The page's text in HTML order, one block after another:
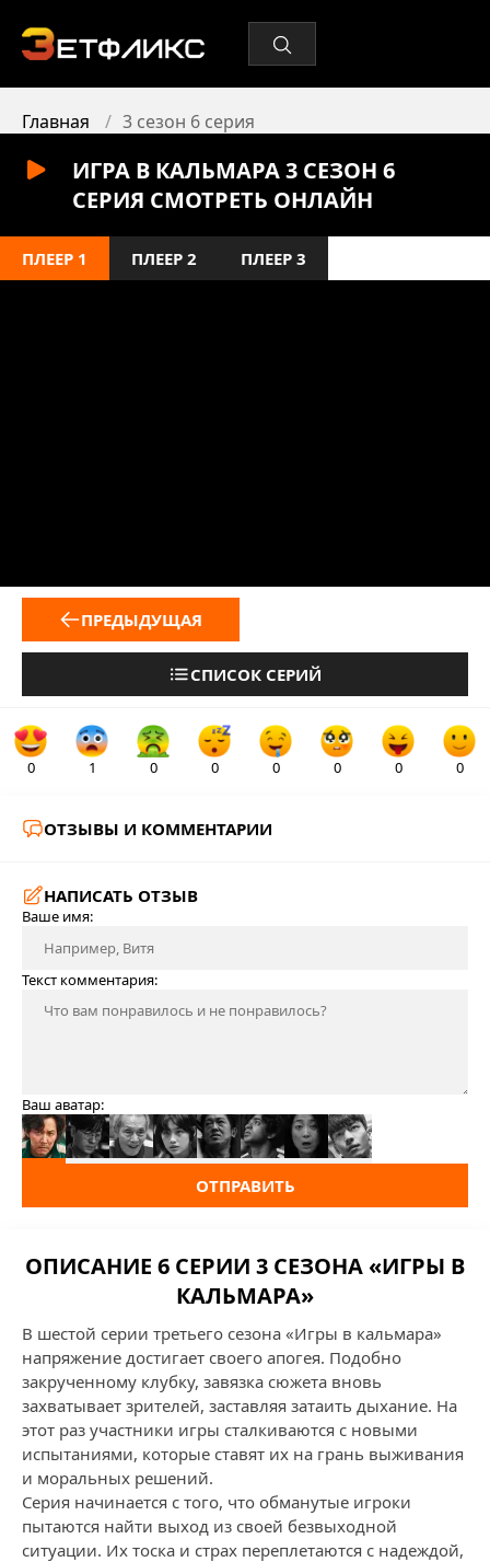
Главная 3 сезон 6 серия
ИГРА В КАЛЬМАРА 3 СЕЗОН 6
СЕРИЯ СМОТРЕТЬ ОНЛАЙН
ПЛЕЕР 1 ПЛЕЕР 2 ПЛЕЕР 3
ПРЕДЫДУЩАЯ
СПИСОК СЕРИЙ
0 1 0 0 0 0 0 0
ОТЗЫВЫ И КОММЕНТАРИИ
НАПИСАТЬ ОТЗЫВ
Ваше имя:
Текст комментария:
Ваш аватар:
ОТПРАВИТЬ
ОПИСАНИЕ 6 СЕРИИ 3 СЕЗОНА «ИГРЫ В
КАЛЬМАРА»
В шестой серии третьего сезона «Игры в кальмара»
напряжение достигает своего апогея. Подобно
закрученному клубку, завязка сюжета вновь
захватывает зрителей, заставляя затаить дыхание. На
этот раз участники игры сталкиваются с новыми
испытаниями, которые ставят их на грань выживания
и моральных решений.
Серия начинается с того, что обманутые игроки
пытаются найти выход из своей безвыходной
ситуации. Их тоска и страх переплетаются с надеждой,